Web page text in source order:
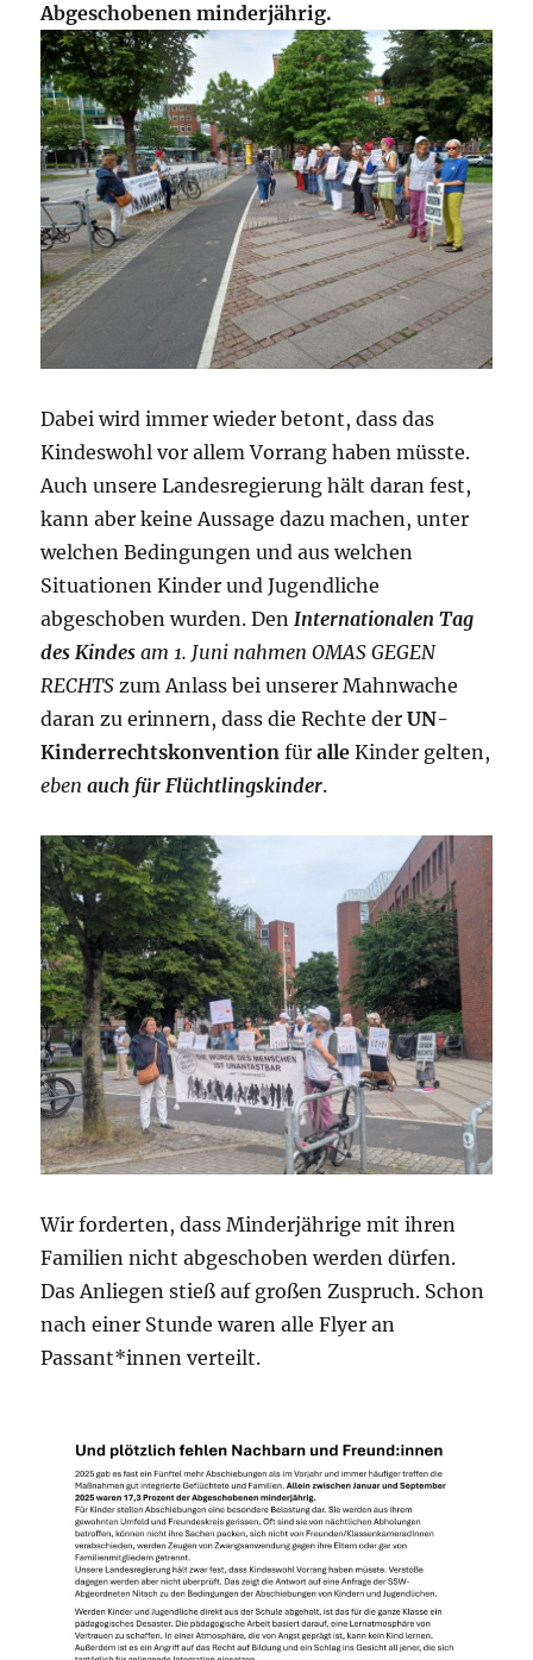
Abgeschobenen minderjährig.
Dabei wird immer wieder betont, dass das
Kindeswohl vor allem Vorrang haben müsste.
Auch unsere Landesregierung hält daran fest,
kann aber keine Aussage dazu machen, unter
welchen Bedingungen und aus welchen
Situationen Kinder und Jugendliche
abgeschoben wurden. Den Internationalen Tag
des Kindesam 1. Juni nahmen OMAS GEGEN
RECHTS zum Anlass bei unserer Mahnwache
daran zu erinnern, dass die Rechte derUN-
KinderrechtskonventionfüralleKinder gelten,
eben auch für Flüchtlingskinder.
Wir forderten, dass Minderjährige mit ihren
Familien nicht abgeschoben werden dürfen.
Das Anliegen stieß auf großen Zuspruch. Schon
nach einer Stunde waren alle Flyer an
Passant*innen verteilt.